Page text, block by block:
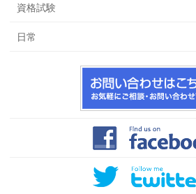
資格試験
日常